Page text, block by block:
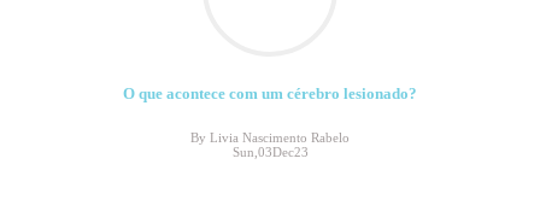
O que acontece com um cérebro lesionado?
By Livia Nascimento Rabelo
Sun,03Dec23